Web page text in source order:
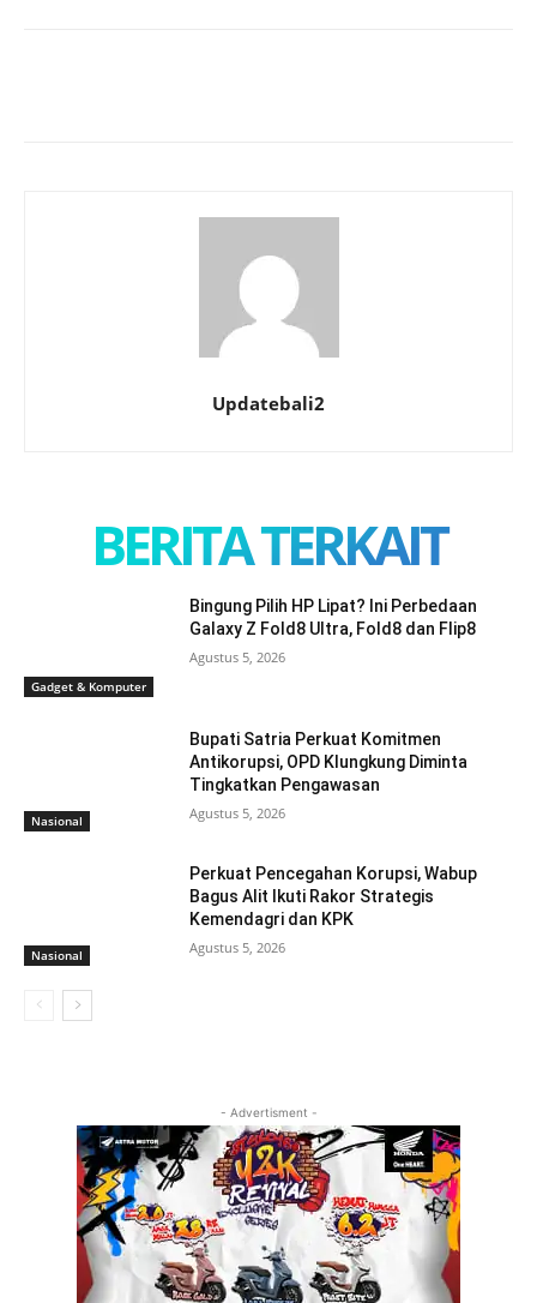
Updatebali2
BERITA TERKAIT
Gadget & Komputer
Bingung Pilih HP Lipat? Ini Perbedaan
Galaxy Z Fold8 Ultra, Fold8 dan Flip8
Agustus 5, 2026
Nasional
Bupati Satria Perkuat Komitmen
Antikorupsi, OPD Klungkung Diminta
Tingkatkan Pengawasan
Agustus 5, 2026
Nasional
Perkuat Pencegahan Korupsi, Wabup
Bagus Alit Ikuti Rakor Strategis
Kemendagri dan KPK
Agustus 5, 2026
- Advertisment -